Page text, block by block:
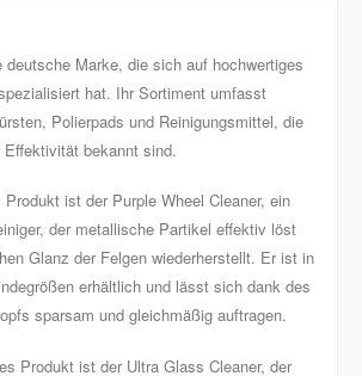
deutsche Marke, die sich auf hochwertiges
hat. Ihr Sortiment umfasst
Polierpads und Reinigungsmittel, die
bekannt sind.
Produkt ist der Purple Wheel Cleaner, ein
der metallische Partikel effektiv löst
Glanz der Felgen wiederherstellt. Er ist in
erhältlich und lässt sich dank des
sparsam und gleichmäßig auftragen.
Produkt ist der Ultra Glass Cleaner, der